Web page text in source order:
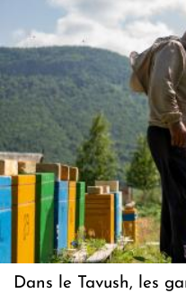
Dans le Tavush, les